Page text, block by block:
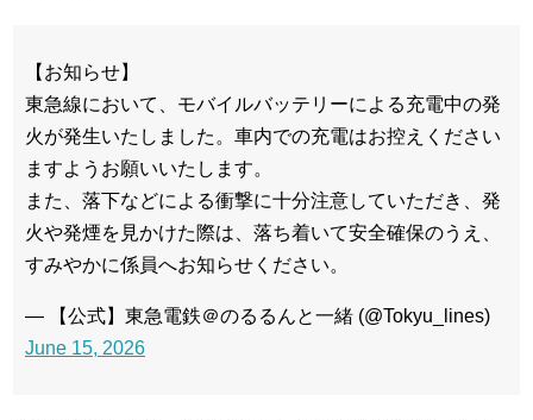
【お知らせ】
東急線において、モバイルバッテリーによる充電中の発
火が発生いたしました。車内での充電はお控えください
ますようお願いいたします。
また、落下などによる衝撃に十分注意していただき、発
火や発煙を見かけた際は、落ち着いて安全確保のうえ、
すみやかに係員へお知らせください。
— 【公式】東急電鉄＠のるるんと一緒 (@Tokyu_lines)
June 15, 2026